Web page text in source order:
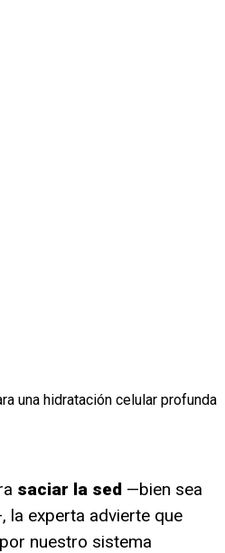
una hidratación celular profunda
saciar la sed—bien sea
la experta advierte que
nuestro sistema